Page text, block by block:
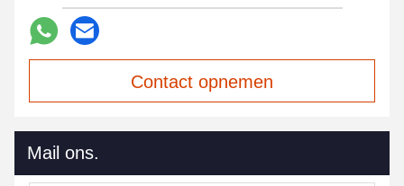
Contact opnemen
Mail ons.